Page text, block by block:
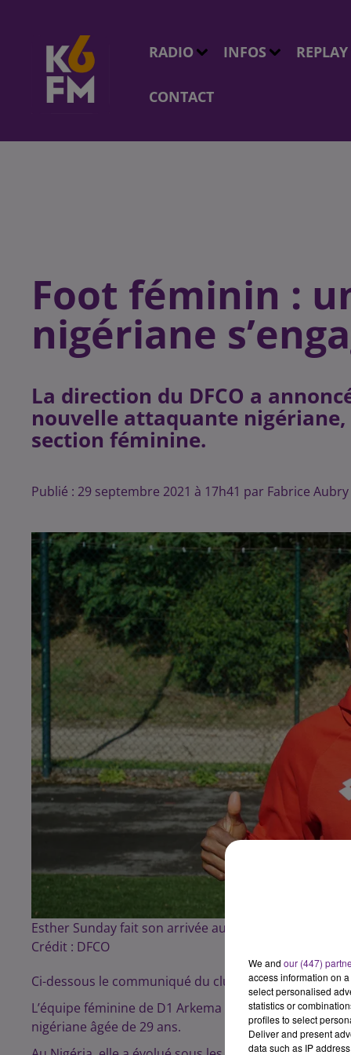
RADIO INFOS REPLAY
CONTACT
Foot féminin :
nigériane
La direction du DFCO a
nouvelle attaquante nigériane,
section féminine.
Publié : 29 septembre 2021 à 17h41 par Fabrice Aubry
Esther Sunday fait son arrivée au DFCO féminin
Crédit : DFCO
Ci-dessous le communiqué du club :
L’équipe féminine de D1 Arkema s’est renforcée
nigériane âgée de 29 ans.
We and our (447)
access information on
select personalised
statistics or
profiles to select
Deliver and present
data such as IP